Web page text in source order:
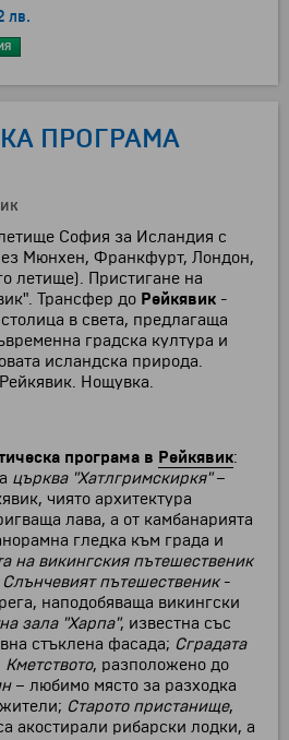
лв.
ПРОГРАМА
София за Исландия с
Мюнхен, Франкфурт, Лондон,
летище). Пристигане на
Трансфер до Рейкявик -
в света, предлагаща
градска култура и
исландска природа.
Нощувка.
програма в Рейкявик:
църква "Хатлгримскиркя"–
чиято архитектура
лава, а от камбанарията
гледка към града и
на викингския пътешественик
Слънчевият пътешественик-
наподобяваща викингски
зала "Харпа", известна със
стъклена фасада; Сградата
Кметството, разположено до
– любимо място за разходка
Старото пристанище,
акостирали рибарски лодки, а